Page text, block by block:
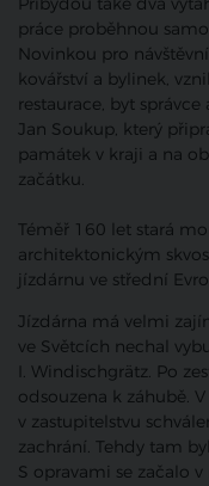
Přibydou také dva
práce proběhnou
Novinkou pro
kovářství a bylinek,
restaurace, byt
Jan Soukup, který
památek v kraji a na
začátku.
Téměř 160 let stará
architektonickým
jízdárnu ve střední
Jízdárna má velmi
ve Světcích nechal
I. Windischgrätz. Po
odsouzena k záhubě.
v zastupitelstvu
zachrání. Tehdy tam
S opravami se začalo